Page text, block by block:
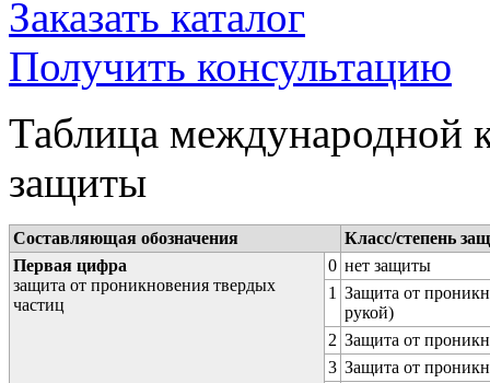
Заказать каталог
Получить консультацию
Таблица международной
защиты
Составляющая обозначения
Класс/степень
Первая цифра
защита от проникновения твердых
частиц
0 нет защиты
1 Защита от
рукой)
2 Защита от
3 Защита от